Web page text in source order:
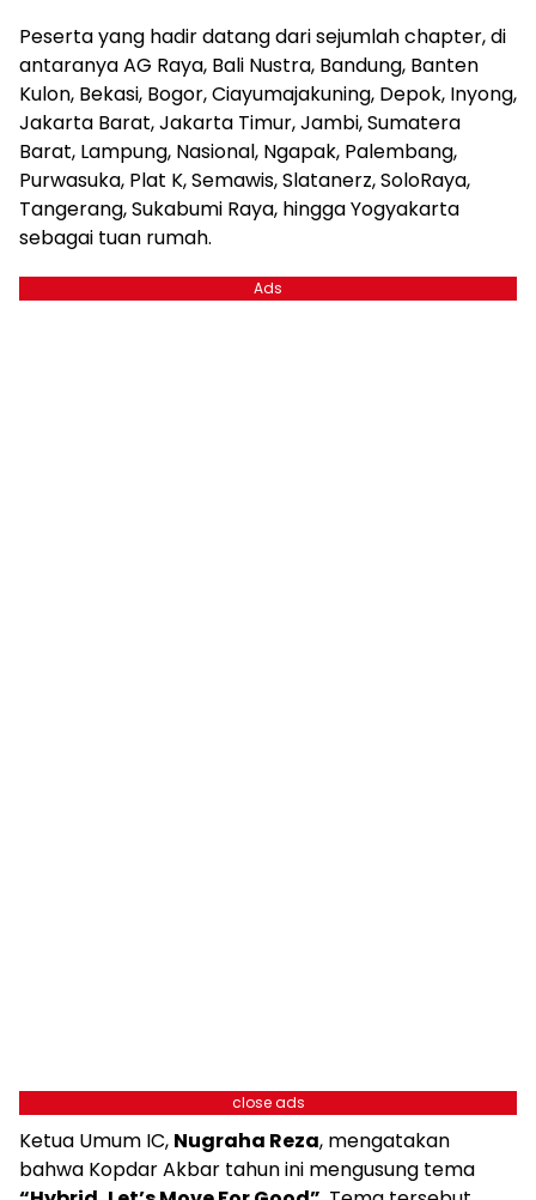
Peserta yang hadir datang dari sejumlah chapter, di
antaranya AG Raya, Bali Nustra, Bandung, Banten
Kulon, Bekasi, Bogor, Ciayumajakuning, Depok, Inyong,
Jakarta Barat, Jakarta Timur, Jambi, Sumatera
Barat, Lampung, Nasional, Ngapak, Palembang,
Purwasuka, Plat K, Semawis, Slatanerz, SoloRaya,
Tangerang, Sukabumi Raya, hingga Yogyakarta
sebagai tuan rumah.
Ads
close ads
Ketua Umum IC, Nugraha Reza, mengatakan
bahwa Kopdar Akbar tahun ini mengusung tema